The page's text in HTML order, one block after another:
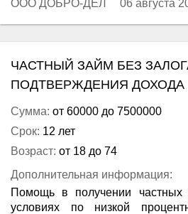
ООО ДОБРО-ДЕЛ
06 августа
ЧАСТНЫЙ ЗАЙМ БЕЗ
ПОДТВЕРЖДЕНИЯ ДОХОДА
Сумма: от 60000 до 7500000
Срок: 12 лет
Возраст: от 18 до 74
Дополнительная информация:
Помощь в получении
условиях по низкой